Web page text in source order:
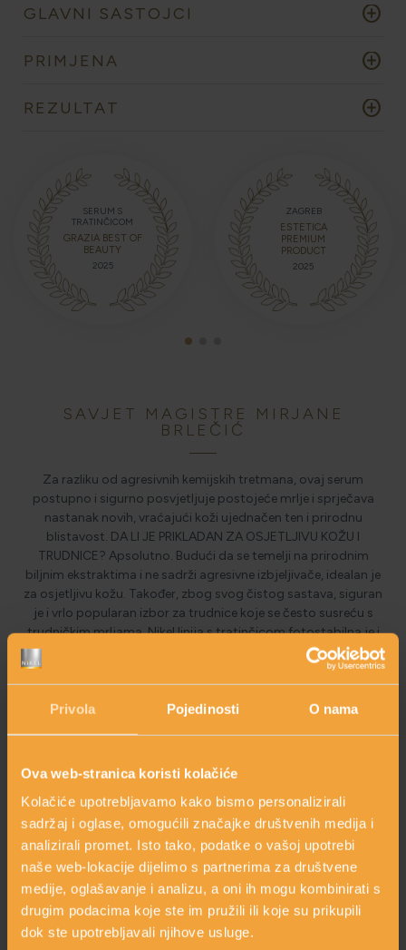
Privola Pojedinosti O nama
Ova web-stranica koristi kolačiće
Kolačiće upotrebljavamo kako bismo personalizirali
sadržaj i oglase, omogućili značajke društvenih medija i
analizirali promet. Isto tako, podatke o vašoj upotrebi
naše web-lokacije dijelimo s partnerima za društvene
medije, oglašavanje i analizu, a oni ih mogu kombinirati s
drugim podacima koje ste im pružili ili koje su prikupili
dok ste upotrebljavali njihove usluge.
GLAVNI SASTOJCI add_circle
PRIMJENA add_circle
REZULTAT add_circle
SERUM S
TRATINČICOM
GRAZIA BEST OF
BEAUTY
2025
ZAGREB
ESTETICA
PREMIUM
PRODUCT
2025
SAVJET MAGISTRE MIRJANE
BRLEČIĆ
Za razliku od agresivnih kemijskih tretmana, ovaj serum
postupno i sigurno posvjetljuje postojeće mrlje i sprječava
nastanak novih, vraćajući koži ujednačen ten i prirodnu
blistavost. DA LI JE PRIKLADAN ZA OSJETLJIVU KOŽU I
TRUDNICE? Apsolutno. Budući da se temelji na prirodnim
biljnim ekstraktima i ne sadrži agresivne izbjeljivače, idealan je
za osjetljivu kožu. Također, zbog svog čistog sastava, siguran
je i vrlo popularan izbor za trudnice koje se često susreću s
trudničkim mrljama. Nikel linija s tratinčicom fotostabilna je i
Kreatorica linije: Mirjana Brlečić, MPharm
GLAVNI SASTOJCI
Upoznajte glavne sastojke i naučite sve o inovativnom
pristupu njezi “iznutra i izvana”